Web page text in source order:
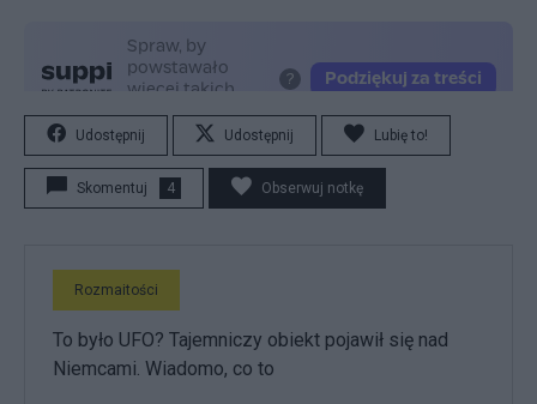
Udostępnij Udostępnij Lubię to!
Skomentuj 4 Obserwuj notkę
Rozmaitości
To było UFO? Tajemniczy obiekt pojawił się nad
Niemcami. Wiadomo, co to